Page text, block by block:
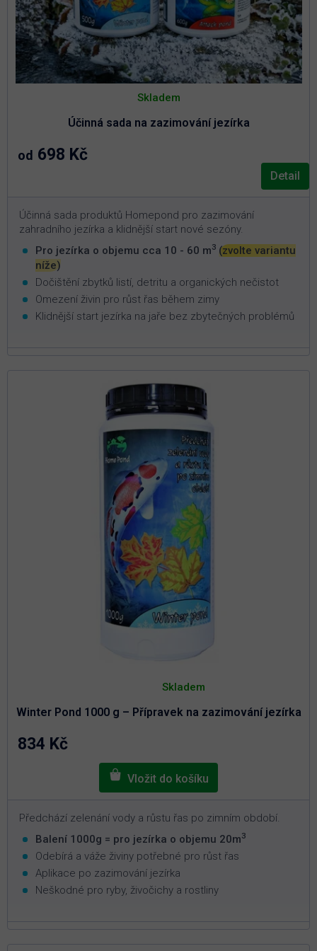
Účinná sada na zazimování jezírka
Skladem
od 698 Kč
Detail
Účinná sada produktů Homepond pro zazimování
zahradního jezírka a klidnější start nové sezóny.
Pro jezírka o objemu cca 10 - 60 m3 (zvolte variantu
níže)
Dočištění zbytků listí, detritu a organických nečistot
Omezení živin pro růst řas během zimy
Klidnější start jezírka na jaře bez zbytečných problémů
Winter Pond 1000 g – Přípravek na zazimování jezírka
hodnocení
je
5,0
Skladem
834 Kč
Předchází zelenání vody a růstu řas po zimním období.
Balení 1000g = pro jezírka o objemu 20m3
Odebírá a váže živiny potřebné pro růst řas
Aplikace po zazimování jezírka
Neškodné pro ryby, živočichy a rostliny